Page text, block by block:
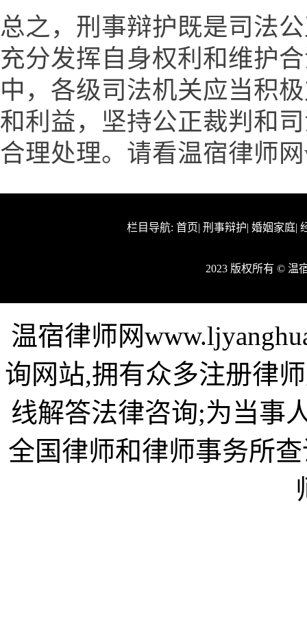
总之，刑事辩护既是司法
充分发挥自身权利和维护
中，各级司法机关应当积
和利益，坚持公正裁判和
合理处理。请看温宿律师
栏目导航:首页|刑事辩护|婚姻家庭|
2023 版权所有 © 温
温宿律师网
询网站,拥有众多注册律
线解答法律咨询;为当事
全国律师和律师事务所